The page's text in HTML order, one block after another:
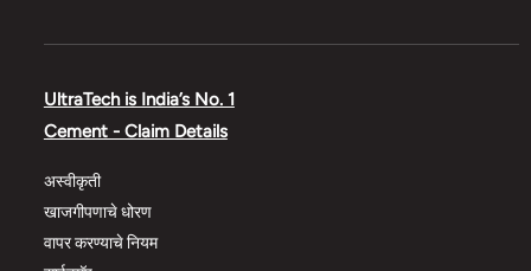
UltraTech is India’s No. 1
Cement - Claim Details
अस्वीकृती
खाजगीपणाचे धोरण
वापर करण्याचे नियम